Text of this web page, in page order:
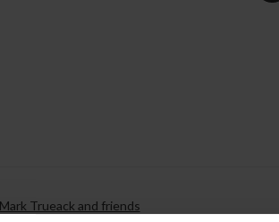
Mark Trueack and friends